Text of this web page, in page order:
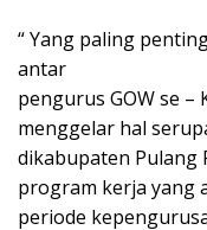
“ Yang paling
antar
pengurus GOW se
menggelar hal
dikabupaten Pulang
program kerja yang
periode